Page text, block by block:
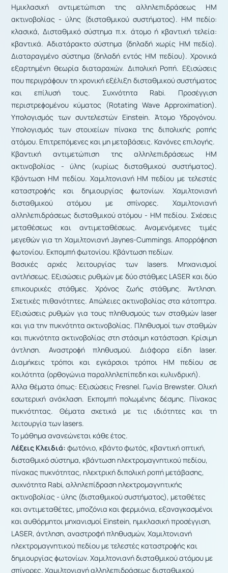
Ημικλασική αντιμετώπιση της αλληλεπιδράσεως ΗΜ
ακτινοβολίας - ύλης (δισταθμικού συστήματος). ΗΜ πεδίο:
κλασικά, Δισταθμικό σύστημα π.χ. άτομο ή κβαντική τελεία:
κβαντικά. Αδιατάρακτο σύστημα (δηλαδή χωρίς ΗΜ πεδίο).
Διαταραγμένο σύστημα (δηλαδή εντός ΗΜ πεδίου). Χρονικά
εξαρτημένη θεωρία διαταραχών. Διπολική Ροπή. Εξισώσεις
που περιγράϕουν τη χρονική εξέλιξη δισταθμικού συστήματος
και επίλυσή τους. Συχνότητα Rabi. Προσέγγιση
περιστρεϕομένου κύματος (Rotating Wave Approximation).
Υπολογισμός των συντελεστών Einstein. Άτομο Υδρογόνου.
Υπολογισμός των στοιχείων πίνακα της διπολικής ροπής
ατόμου. Επιτρεπόμενες και μη μεταβάσεις. Κανόνες επιλογής.
Κβαντική αντιμετώπιση της αλληλεπιδράσεως ΗΜ
ακτινοβολίας - ύλης (κυρίως δισταθμικού συστήματος).
Κβάντωση ΗΜ πεδίου. Χαμιλτονιανή ΗΜ πεδίου με τελεστές
καταστροϕής και δημιουργίας ϕωτονίων. Χαμιλτονιανή
δισταθμικού ατόμου με σπίνορες. Χαμιλτονιανή
αλληλεπιδράσεως δισταθμικού ατόμου - ΗΜ πεδίου. Σχέσεις
μεταθέσεως και αντιμεταθέσεως. Αναμενόμενες τιμές
μεγεθών για τη Χαμιλτονιανή Jaynes-Cummings. Απορρόϕηση
ϕωτονίου. Εκπομπή φωτονίου. Κβάντωση πεδίων.
Βασικές αρχές λειτουργίας των lasers. Μηχανισμοί
αντλήσεως. Εξισώσεις ρυθμών με δύο στάθμες LASER και δύο
επικουρικές στάθμες. Χρόνος ζωής στάθμης. Άντληση.
Σχετικές πιθανότητες. Απώλειες ακτινοβολίας στα κάτοπτρα.
Εξισώσεις ρυθμών για τους πληθυσμούς των σταθμών laser
και για την πυκνότητα ακτινοβολίας. Πληθυσμοί των σταθμών
και πυκνότητα ακτινοβολίας στη στάσιμη κατάσταση. Κρίσιμη
άντληση. Αναστροϕή πληθυσμού. Διάφορα είδη laser.
Διαμήκεις τρόποι και εγκάρσιοι τρόποι ΗΜ πεδίου σε
κοιλότητα (ορθογώνια παραλληλεπίπεδη και κυλινδρική).
Άλλα θέματα όπως: Εξισώσεις Fresnel. Γωνία Brewster. Ολική
εσωτερική ανάκλαση. Εκπομπή πολωμένης δέσμης. Πίνακας
πυκνότητας. Θέματα σχετικά με τις ιδιότητες και τη
λειτουργία των lasers.
Το μάθημα ανανεώνεται κάθε έτος.
Λέξεις Κλειδιά: φωτόνιο, κβάντο φωτός, κβαντική οπτική,
δισταθμικό σύστημα, κβάντωση ηλεκτρομαγνητικού πεδίου,
πίνακας πυκνότητας, ηλεκτρική διπολική ροπή μετάβασης,
συχνότητα Rabi, αλληλεπίδραση ηλεκτρομαγνητικής
ακτινοβολίας - ύλης (δισταθμικού συστήματος), μεταθέτες
και αντιμεταθέτες, μποζόνια και φερμιόνια, εξαναγκασμένοι
και αυθόρμητοι μηχανισμοί Einstein, ημικλασική προσέγγιση,
LASER, άντληση, αναστροφή πληθυσμών, Χαμιλτονιανή
ηλεκτρομαγνητικού πεδίου με τελεστές καταστροϕής και
δημιουργίας ϕωτονίων. Χαμιλτονιανή δισταθμικού ατόμου με
σπίνορες. Χαμιλτονιανή αλληλεπιδράσεως δισταθμικού